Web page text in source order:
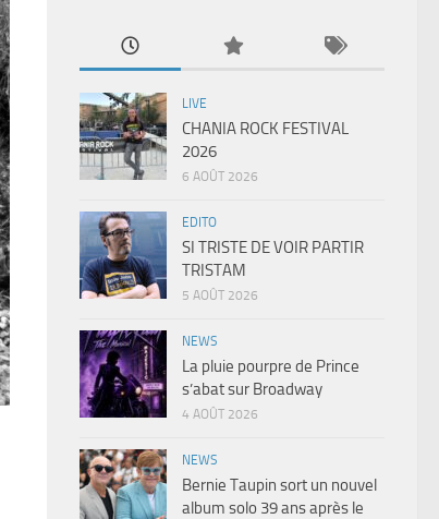
LIVE
CHANIA ROCK FESTIVAL
2026
6 AOÛT 2026
EDITO
SI TRISTE DE VOIR PARTIR
TRISTAM
5 AOÛT 2026
NEWS
La pluie pourpre de Prince
s’abat sur Broadway
4 AOÛT 2026
NEWS
Bernie Taupin sort un nouvel
album solo 39 ans après le